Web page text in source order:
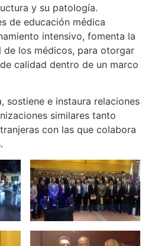
y su patología.
de educación médica
intensivo, fomenta la
de los médicos, para otorgar
calidad dentro de un marco
sostiene e instaura relaciones
similares tanto
con las que colabora